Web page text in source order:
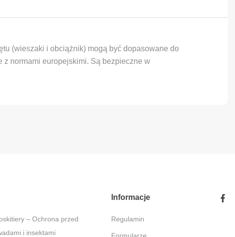
(wieszaki i obciążnik) mogą być dopasowane do
z normami europejskimi. Są bezpieczne w
i insektami
Informacje
Regulamin